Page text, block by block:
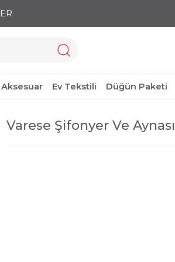
Ev Tekstili Düğün Paketi
Varese Şifonyer Ve Aynası